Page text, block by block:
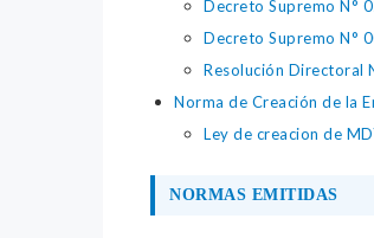
Decreto Supremo N°
Decreto Supremo N°
Resolución Directoral
Norma de Creación de la
Ley de creacion de
NORMAS EMITIDAS